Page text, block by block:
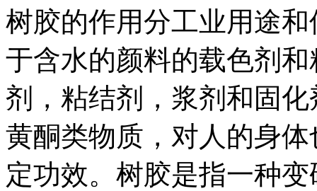
树胶的作用分工业用途
于含水的颜料的载色剂
剂，粘结剂，浆剂和固
黄酮类物质，对人的身
定功效。树胶是指一种